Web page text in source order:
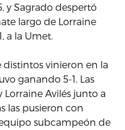
y Sagrado despertó
largo de Lorraine
a la Umet.
vinieron en la
ganando 5-1. Las
Lorraine Avilés junto a
las pusieron con
subcampeón de